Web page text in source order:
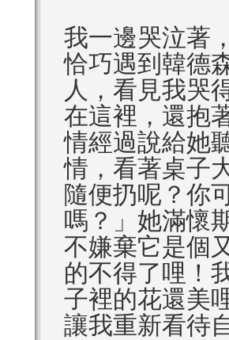
我一邊哭泣著
恰巧遇到韓德
人，看見我哭
在這裡，還抱
情經過說給她
情，看著桌子
隨便扔呢？你
嗎？」她滿懷
不嫌棄它是個
的不得了哩！
子裡的花還美
讓我重新看待